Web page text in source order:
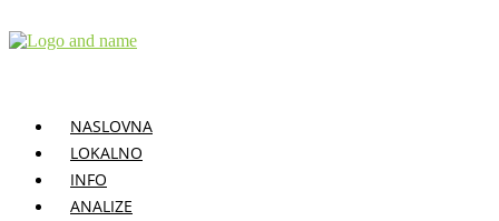
na
NASLOVNA
LOKALNO
INFO
ANALIZE